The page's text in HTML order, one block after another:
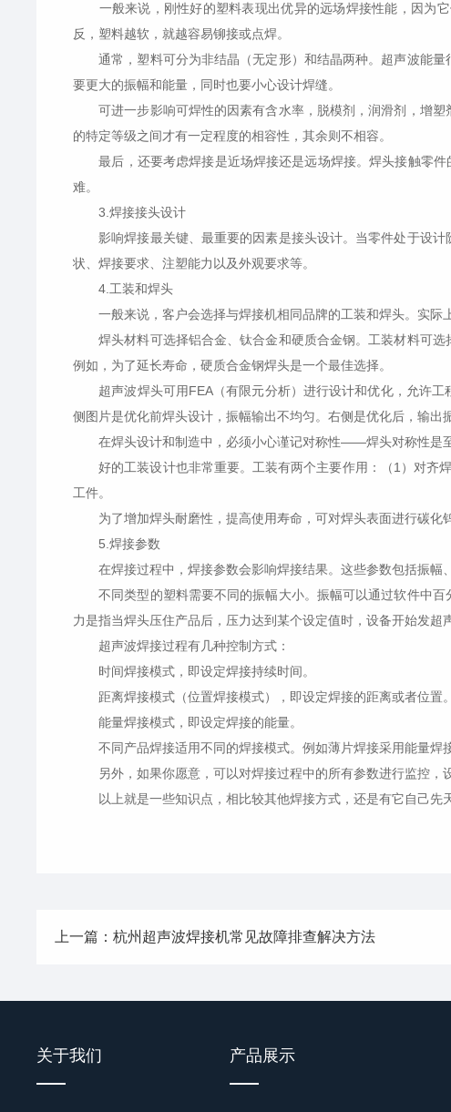
一般来说，刚性好的塑料表现出优异的远场焊接性能，因为它
反，塑料越软，就越容易铆接或点焊。
通常，塑料可分为非结晶（无定形）和结晶两种。超声波能量
要更大的振幅和能量，同时也要小心设计焊缝。
可进一步影响可焊性的因素有含水率，脱模剂，润滑剂，增塑
的特定等级之间才有一定程度的相容性，其余则不相容。
最后，还要考虑焊接是近场焊接还是远场焊接。焊头接触零件
难。
3.焊接接头设计
影响焊接最关键、最重要的因素是接头设计。当零件处于设计
状、焊接要求、注塑能力以及外观要求等。
4.工装和焊头
一般来说，客户会选择与焊接机相同品牌的工装和焊头。实际
焊头材料可选择铝合金、钛合金和硬质合金钢。工装材料可选
例如，为了延长寿命，硬质合金钢焊头是一个最佳选择。
超声波焊头可用FEA（有限元分析）进行设计和优化，允许工
侧图片是优化前焊头设计，振幅输出不均匀。右侧是优化后，输出
在焊头设计和制造中，必须小心谨记对称性——焊头对称性是至
好的工装设计也非常重要。工装有两个主要作用：（1）对齐焊
工件。
为了增加焊头耐磨性，提高使用寿命，可对焊头表面进行碳化
5.焊接参数
在焊接过程中，焊接参数会影响焊接结果。这些参数包括振幅
不同类型的塑料需要不同的振幅大小。振幅可以通过软件中百
力是指当焊头压住产品后，压力达到某个设定值时，设备开始发超
超声波焊接过程有几种控制方式：
时间焊接模式，即设定焊接持续时间。
距离焊接模式（位置焊接模式），即设定焊接的距离或者位置。
能量焊接模式，即设定焊接的能量。
不同产品焊接适用不同的焊接模式。例如薄片焊接采用能量焊
另外，如果你愿意，可以对焊接过程中的所有参数进行监控，
以上就是一些知识点，相比较其他焊接方式，还是有它自己先
上一篇：杭州超声波焊接机常见故障排查解决方法
关于我们 产品展示